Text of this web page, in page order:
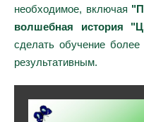
необходимое, включая
волшебная история
сделать обучение
результативным.